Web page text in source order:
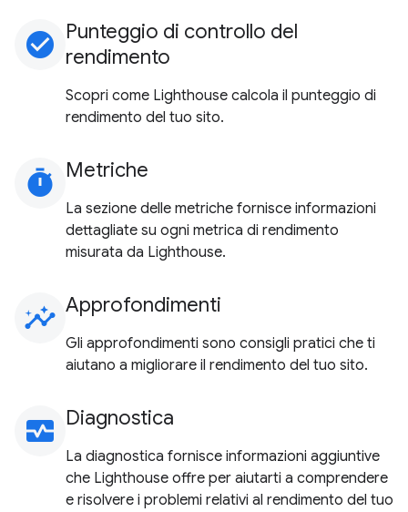
check_circle Punteggio di controllo del
rendimento
Scopri come Lighthouse calcola il punteggio di
rendimento del tuo sito.
timer Metriche
La sezione delle metriche fornisce informazioni
dettagliate su ogni metrica di rendimento
misurata da Lighthouse.
insights Approfondimenti
Gli approfondimenti sono consigli pratici che ti
aiutano a migliorare il rendimento del tuo sito.
monitor_heart Diagnostica
La diagnostica fornisce informazioni aggiuntive
che Lighthouse offre per aiutarti a comprendere
e risolvere i problemi relativi al rendimento del tuo